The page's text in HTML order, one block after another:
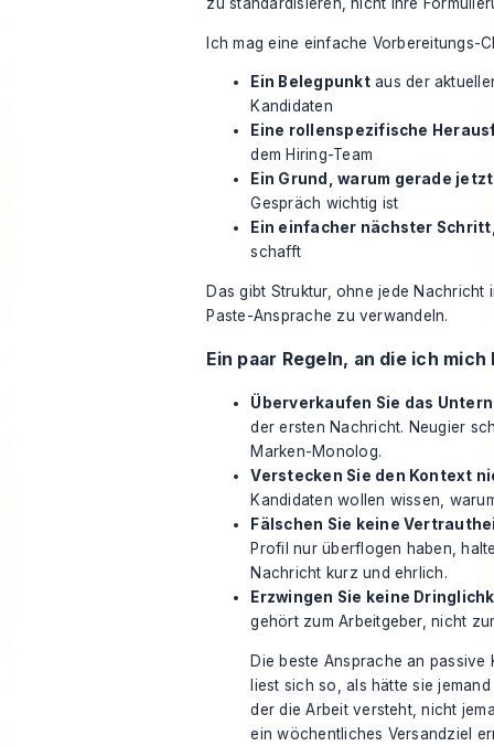
zu standardisieren, nicht Ihre
Ich mag eine einfache Vorbereitungs-
Ein Belegpunktaus der
Kandidaten
Eine rollenspezifische
dem Hiring-Team
Ein Grund, warum gerade jetzt
Gespräch wichtig ist
Ein einfacher nächster Schritt
schafft
Das gibt Struktur, ohne jede Nachricht
Paste-Ansprache zu verwandeln.
Ein paar Regeln, an die ich mich
Überverkaufen Sie das
der ersten Nachricht. Neugier
Marken-Monolog.
Verstecken Sie den Kontext
Kandidaten wollen wissen,
Fälschen Sie keine
Profil nur überflogen haben,
Nachricht kurz und ehrlich.
Erzwingen Sie keine
gehört zum Arbeitgeber, nicht
Die beste Ansprache an passive
liest sich so, als hätte sie
der die Arbeit versteht, nicht
ein wöchentliches Versandziel